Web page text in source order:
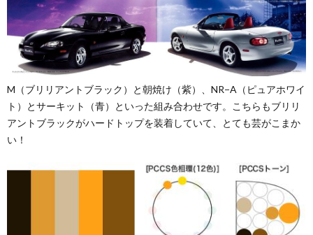
M（ブリリアントブラック）と朝焼け（紫）、NR−A（ピュアホワイ
ト）とサーキット（青）といった組み合わせです。こちらもブリリ
アントブラックがハードトップを装着していて、とても芸がこまか
い！